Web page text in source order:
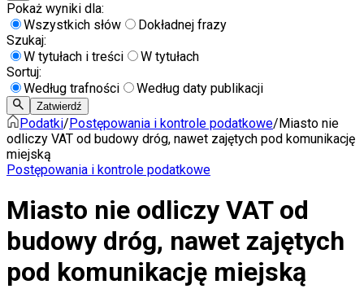
Pokaż wyniki dla:
Wszystkich słów
Dokładnej frazy
Szukaj:
W tytułach i treści
W tytułach
Sortuj:
Według trafności
Według daty publikacji
Zatwierdź
Podatki/Postępowania i kontrole podatkowe/Miasto nie
odliczy VAT od budowy dróg, nawet zajętych pod komunikację
miejską
Postępowania i kontrole podatkowe
Miasto nie odliczy VAT od
budowy dróg, nawet zajętych
pod komunikację miejską